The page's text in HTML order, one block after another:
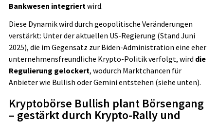
Bankwesen integriertwird.
Diese Dynamik wird durch geopolitische Veränderungen
verstärkt: Unter der aktuellen US-Regierung (Stand Juni
2025), die im Gegensatz zur Biden-Administration eine eher
unternehmensfreundliche Krypto-Politik verfolgt, wird die
Regulierung gelockert, wodurch Marktchancen für
Anbieter wie Bullish oder Gemini entstehen (siehe unten).
Kryptobörse Bullish plant Börsengang
– gestärkt durch Krypto-Rally und